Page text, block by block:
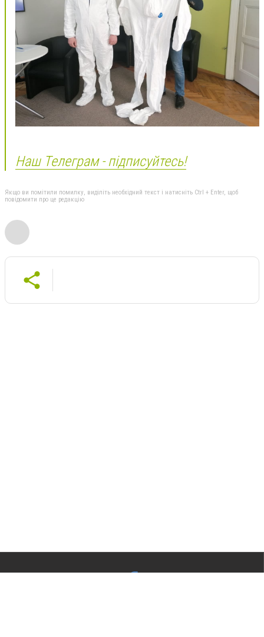
Наш Телеграм - підписуйтесь!
Якщо ви помітили помилку, виділіть необхідний текст і натисніть Ctrl + Enter, щоб
повідомити про це редакцію